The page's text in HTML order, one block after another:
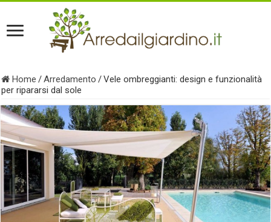
Home /Arredamento /Vele ombreggianti: design e funzionalità
per ripararsi dal sole